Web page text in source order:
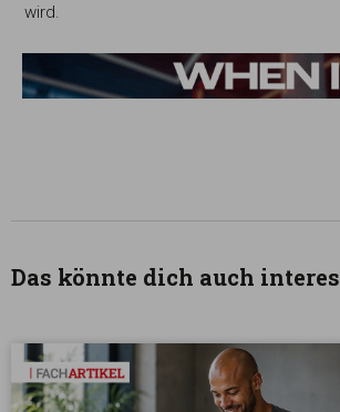
wird.
Das könnte dich auch